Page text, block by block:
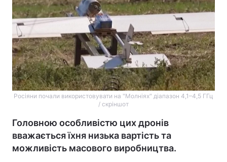
Росіяни почали використовувати на "Молніях" діапазон 4,1–4,5 ГГц
/ скріншот
Головною особливістю цих дронів
вважається їхня низька вартість та
можливість масового виробництва.